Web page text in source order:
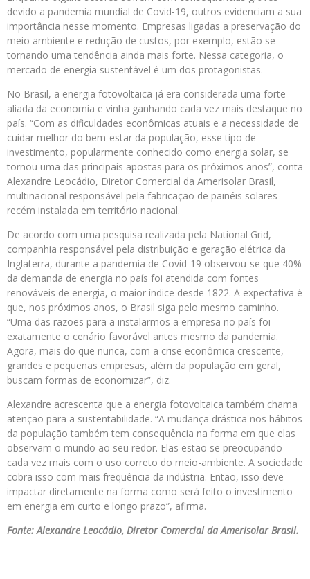
devido a pandemia mundial de Covid-19, outros evidenciam a sua
importância nesse momento. Empresas ligadas a preservação do
meio ambiente e redução de custos, por exemplo, estão se
tornando uma tendência ainda mais forte. Nessa categoria, o
mercado de energia sustentável é um dos protagonistas.
No Brasil, a energia fotovoltaica já era considerada uma forte
aliada da economia e vinha ganhando cada vez mais destaque no
país. “Com as dificuldades econômicas atuais e a necessidade de
cuidar melhor do bem-estar da população, esse tipo de
investimento, popularmente conhecido como energia solar, se
tornou uma das principais apostas para os próximos anos”, conta
Alexandre Leocádio, Diretor Comercial da Amerisolar Brasil,
multinacional responsável pela fabricação de painéis solares
recém instalada em território nacional.
De acordo com uma pesquisa realizada pela National Grid,
companhia responsável pela distribuição e geração elétrica da
Inglaterra, durante a pandemia de Covid-19 observou-se que 40%
da demanda de energia no país foi atendida com fontes
renováveis de energia, o maior índice desde 1822. A expectativa é
que, nos próximos anos, o Brasil siga pelo mesmo caminho.
“Uma das razões para a instalarmos a empresa no país foi
exatamente o cenário favorável antes mesmo da pandemia.
Agora, mais do que nunca, com a crise econômica crescente,
grandes e pequenas empresas, além da população em geral,
buscam formas de economizar”, diz.
Alexandre acrescenta que a energia fotovoltaica também chama
atenção para a sustentabilidade. “A mudança drástica nos hábitos
da população também tem consequência na forma em que elas
observam o mundo ao seu redor. Elas estão se preocupando
cada vez mais com o uso correto do meio-ambiente. A sociedade
cobra isso com mais frequência da indústria. Então, isso deve
impactar diretamente na forma como será feito o investimento
em energia em curto e longo prazo”, afirma.
Fonte: Alexandre Leocádio, Diretor Comercial da Amerisolar Brasil.